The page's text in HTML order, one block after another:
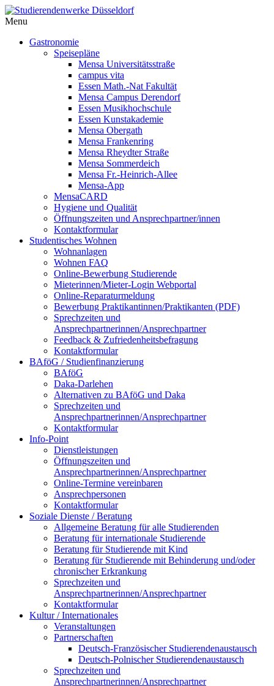
Menu
Gastronomie
Speisepläne
Mensa Universitätsstraße
campus vita
Essen Math.-Nat Fakultät
Mensa Campus Derendorf
Essen Musikhochschule
Essen Kunstakademie
Mensa Obergath
Mensa Frankenring
Mensa Rheydter Straße
Mensa Sommerdeich
Mensa Fr.-Heinrich-Allee
Mensa-App
MensaCARD
Hygiene und Qualität
Öffnungszeiten und Ansprechpartner/innen
Kontaktformular
Studentisches Wohnen
Wohnanlagen
Wohnen FAQ
Online-Bewerbung Studierende
Mieterinnen/Mieter-Login Webportal
Online-Reparaturmeldung
Bewerbung Praktikantinnen/Praktikanten (PDF)
Sprechzeiten und
Ansprechpartnerinnen/Ansprechpartner
Feedback & Zufriedenheitsbefragung
Kontaktformular
BAföG / Studienfinanzierung
BAföG
Daka-Darlehen
Alternativen zu BAföG und Daka
Sprechzeiten und
Ansprechpartnerinnen/Ansprechpartner
Kontaktformular
Info-Point
Dienstleistungen
Öffnungszeiten und
Ansprechpartnerinnen/Ansprechpartner
Online-Termine vereinbaren
Ansprechpersonen
Kontaktformular
Soziale Dienste / Beratung
Allgemeine Beratung für alle Studierenden
Beratung für internationale Studierende
Beratung für Studierende mit Kind
Beratung für Studierende mit Behinderung und/oder
chronischer Erkrankung
Sprechzeiten und
Ansprechpartnerinnen/Ansprechpartner
Kontaktformular
Kultur / Internationales
Veranstaltungen
Partnerschaften
Deutsch-Französischer Studierendenaustausch
Deutsch-Polnischer Studierendenaustausch
Sprechzeiten und
Ansprechpartnerinnen/Ansprechpartner